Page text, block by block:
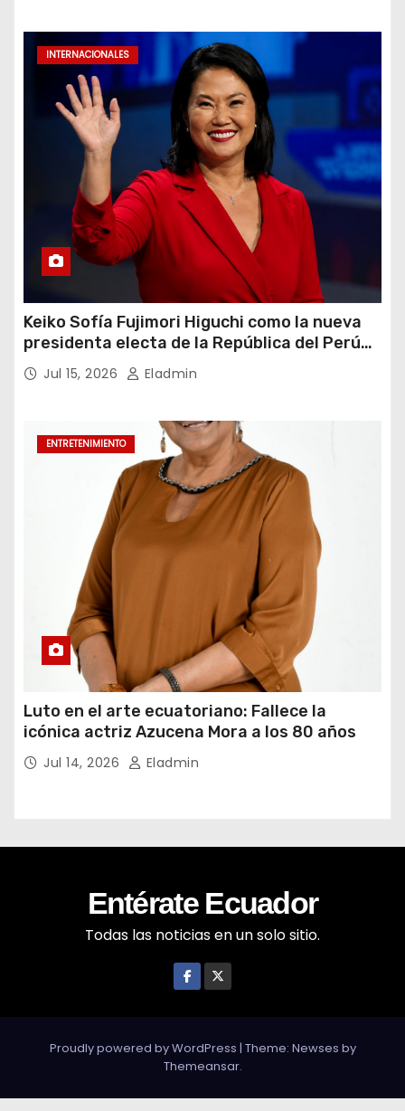
INTERNACIONALES
Keiko Sofía Fujimori Higuchi como la nueva
presidenta electa de la República del Perú
para el periodo constitucional 2026-2031
Jul 15, 2026 Eladmin
ENTRETENIMIENTO
Luto en el arte ecuatoriano: Fallece la
icónica actriz Azucena Mora a los 80 años
Jul 14, 2026 Eladmin
Entérate Ecuador
Todas las noticias en un solo sitio.
Proudly powered by WordPress | Theme: Newses by
Themeansar.